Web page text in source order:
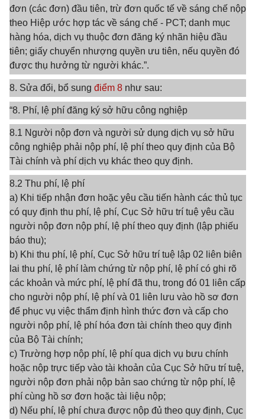
đơn (các đơn) đầu tiên, trừ đơn quốc tế về sáng chế nộp
theo Hiệp ước hợp tác về sáng chế - PCT; danh mục
hàng hóa, dịch vụ thuộc đơn đăng ký nhãn hiệu đầu
tiên; giấy chuyển nhượng quyền ưu tiên, nếu quyền đó
được thụ hưởng từ người khác.”.
8. Sửa đổi, bổ sung điểm 8 như sau:
“8. Phí, lệ phí đăng ký sở hữu công nghiệp
8.1 Người nộp đơn và người sử dụng dịch vụ sở hữu
công nghiệp phải nộp phí, lệ phí theo quy định của Bộ
Tài chính và phí dịch vụ khác theo quy định.
8.2 Thu phí, lệ phí
a) Khi tiếp nhận đơn hoặc yêu cầu tiến hành các thủ tục
có quy định thu phí, lệ phí, Cục Sở hữu trí tuệ yêu cầu
người nộp đơn nộp phí, lệ phí theo quy định (lập phiếu
báo thu);
b) Khi thu phí, lệ phí, Cục Sở hữu trí tuệ lập 02 liên biên
lai thu phí, lệ phí làm chứng từ nộp phí, lệ phí có ghi rõ
các khoản và mức phí, lệ phí đã thu, trong đó 01 liên cấp
cho người nộp phí, lệ phí và 01 liên lưu vào hồ sơ đơn
để phục vụ việc thẩm định hình thức đơn và cấp cho
người nộp phí, lệ phí hóa đơn tài chính theo quy định
của Bộ Tài chính;
c) Trường hợp nộp phí, lệ phí qua dịch vụ bưu chính
hoặc nộp trực tiếp vào tài khoản của Cục Sở hữu trí tuệ,
người nộp đơn phải nộp bản sao chứng từ nộp phí, lệ
phí cùng hồ sơ đơn hoặc tài liệu nộp;
d) Nếu phí, lệ phí chưa được nộp đủ theo quy định, Cục